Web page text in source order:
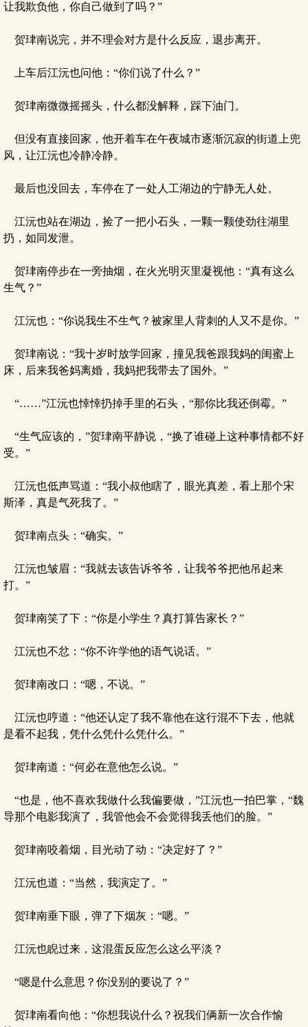
让我欺负他，你自己做到了吗？”
贺珒南说完，并不理会对方是什么反应，退步离开。
上车后江沅也问他：“你们说了什么？”
贺珒南微微摇摇头，什么都没解释，踩下油门。
但没有直接回家，他开着车在午夜城市逐渐沉寂的街道上兜
风，让江沅也冷静冷静。
最后也没回去，车停在了一处人工湖边的宁静无人处。
江沅也站在湖边，捡了一把小石头，一颗一颗使劲往湖里
扔，如同发泄。
贺珒南停步在一旁抽烟，在火光明灭里凝视他：“真有这么
生气？”
江沅也：“你说我生不生气？被家里人背刺的人又不是你。”
贺珒南说：“我十岁时放学回家，撞见我爸跟我妈的闺蜜上
床，后来我爸妈离婚，我妈把我带去了国外。”
“……”江沅也悻悻扔掉手里的石头，“那你比我还倒霉。”
“生气应该的，”贺珒南平静说，“换了谁碰上这种事情都不好
受。”
江沅也低声骂道：“我小叔他瞎了，眼光真差，看上那个宋
斯泽，真是气死我了。”
贺珒南点头：“确实。”
江沅也皱眉：“我就去该告诉爷爷，让我爷爷把他吊起来
打。”
贺珒南笑了下：“你是小学生？真打算告家长？”
江沅也不忿：“你不许学他的语气说话。”
贺珒南改口：“嗯，不说。”
江沅也哼道：“他还认定了我不靠他在这行混不下去，他就
是看不起我，凭什么凭什么凭什么。”
贺珒南道：“何必在意他怎么说。”
“也是，他不喜欢我做什么我偏要做，”江沅也一拍巴掌，“魏
导那个电影我演了，我管他会不会觉得我丢他们的脸。”
贺珒南咬着烟，目光动了动：“决定好了？”
江沅也道：“当然，我演定了。”
贺珒南垂下眼，弹了下烟灰：“嗯。”
江沅也睨过来，这混蛋反应怎么这么平淡？
“嗯是什么意思？你没别的要说了？”
贺珒南看向他：“你想我说什么？祝我们俩新一次合作愉